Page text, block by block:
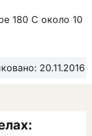
180 С около 10
20.11.2016